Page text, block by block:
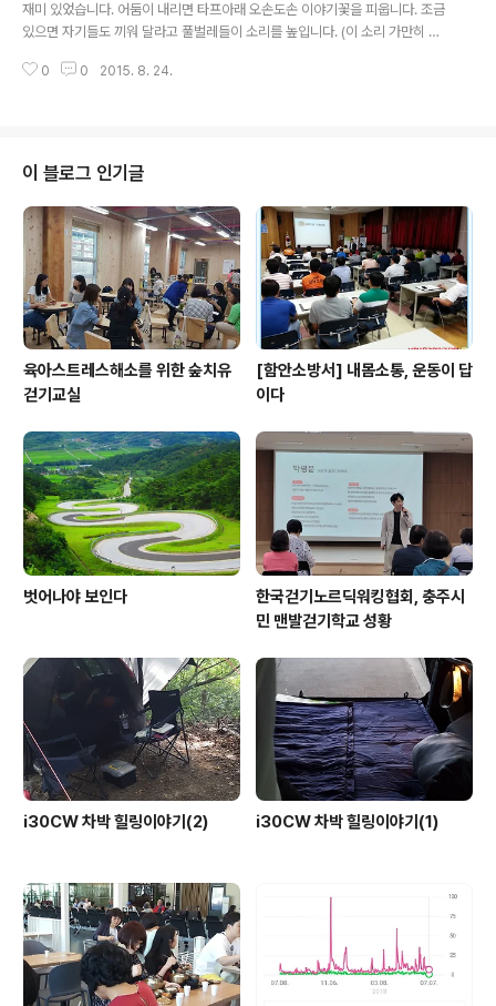
재미 있었습니다. 어둠이 내리면 타프아래 오손도손 이야기꽃을 피웁니다. 조금
있으면 자기들도 끼워 달라고 풀벌레들이 소리를 높입니다. (이 소리 가만히 듣
니다. 아침에는 산새소리에 잠을 깹니다. 아점..
0 0 2015. 8. 24.
이 블로그 인기글
육아스트레스해소를 위한 숲치유
걷기교실
[함안소방서] 내몸소통, 운동이 답
이다
벗어나야 보인다
한국걷기노르딕워킹협회, 충주시
민 맨발걷기학교 성황
i30CW 차박 힐링이야기(2) i30CW 차박 힐링이야기(1)